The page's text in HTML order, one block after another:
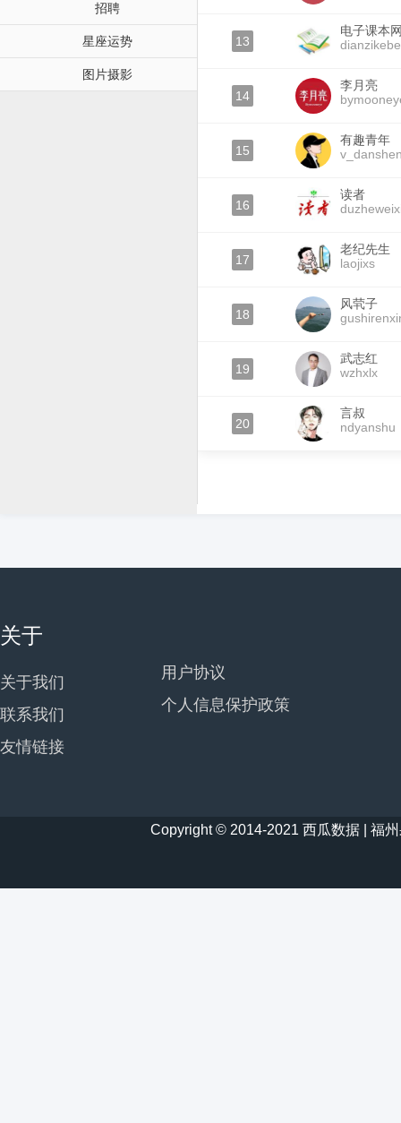
招聘
星座运势
图片摄影
13
电子课本
14
李月亮
15
有趣青年
16
读者
17
老纪先生
laojixs
18
风茕子
19
武志红
wzhxlx
20
言叔
ndyanshu
关于
关于我们
联系我们
友情链接
用户协议
个人信息保护政策
Copyright © 2014-2021 西瓜数据 | 福